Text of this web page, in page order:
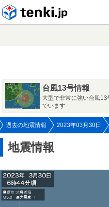
台風13号情報
大型で非常に強い台風
でいます
過去の地震情報 2023年03月30日
地震情報